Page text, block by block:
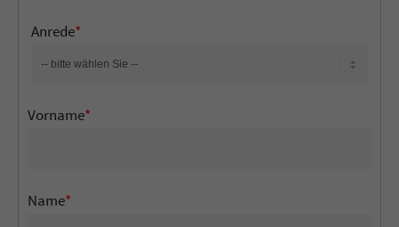
Anrede*
Vorname*
Name*